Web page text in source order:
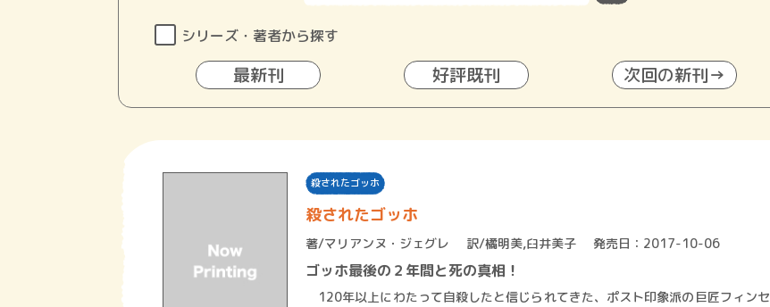
シリーズ・著者から探す
最新刊 好評既刊 次回の新刊→
殺されたゴッホ
殺されたゴッホ
著/マリアンヌ・ジェグレ 訳/橘明美,臼井美子 発売日：2017-10-06
ゴッホ最後の２年間と死の真相！
120年以上にわたって自殺したと信じられてきた、ポスト印象派の巨匠フィンセ